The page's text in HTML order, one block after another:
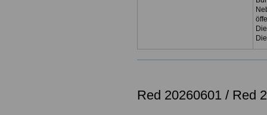
Red 20260601 / Red